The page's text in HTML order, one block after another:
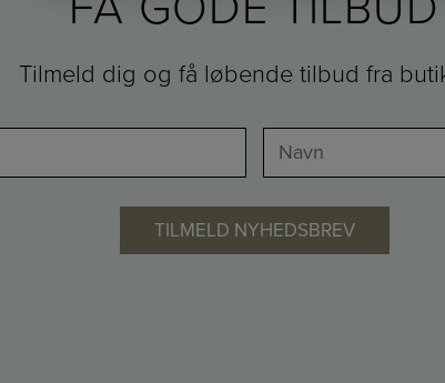
Tilmeld dig og få løbende tilbud fra